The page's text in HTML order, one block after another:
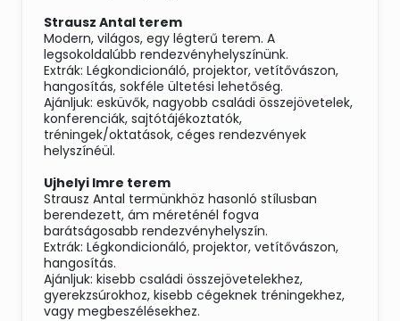
Strausz Antal terem
Modern, világos, egy légterű terem. A
legsokoldalúbb rendezvényhelyszínünk.
Extrák: Légkondicionáló, projektor, vetítővászon,
hangosítás, sokféle ültetési lehetőség.
Ajánljuk: esküvők, nagyobb családi összejövetelek,
konferenciák, sajtótájékoztatók,
tréningek/oktatások, céges rendezvények
helyszínéül.
Ujhelyi Imre terem
Strausz Antal termünkhöz hasonló stílusban
berendezett, ám méreténél fogva
barátságosabb rendezvényhelyszín.
Extrák: Légkondicionáló, projektor, vetítővászon,
hangosítás.
Ajánljuk: kisebb családi összejövetelekhez,
gyerekzsúrokhoz, kisebb cégeknek tréningekhez,
vagy megbeszélésekhez.